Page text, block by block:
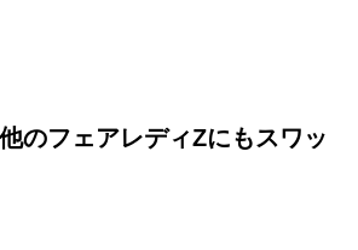
のフェアレディZにもスワッ